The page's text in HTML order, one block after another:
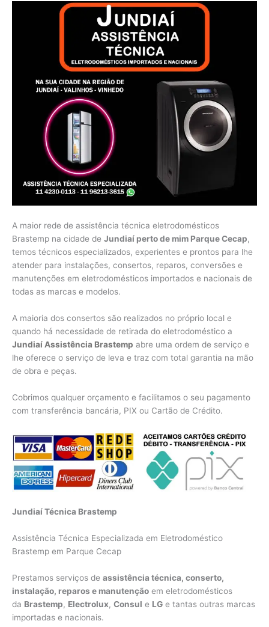
A maior rede de assistência técnica eletrodomésticos
Brastemp na cidade de Jundiaí perto de mim Parque Cecap,
temos técnicos especializados, experientes e prontos para lhe
atender para instalações, consertos, reparos, conversões e
manutenções em eletrodomésticos importados e nacionais de
todas as marcas e modelos.
A maioria dos consertos são realizados no próprio local e
quando há necessidade de retirada do eletrodoméstico a
Jundiaí Assistência Brastemp abre uma ordem de serviço e
lhe oferece o serviço de leva e traz com total garantia na mão
de obra e peças.
Cobrimos qualquer orçamento e facilitamos o seu pagamento
com transferência bancária, PIX ou Cartão de Crédito.
Jundiaí Técnica Brastemp
Assistência Técnica Especializada em Eletrodoméstico
Brastemp em Parque Cecap
Prestamos serviços de assistência técnica, conserto,
instalação, reparos e manutenção em eletrodomésticos
da Brastemp, Electrolux, Consul e LG e tantas outras marcas
importadas e nacionais.